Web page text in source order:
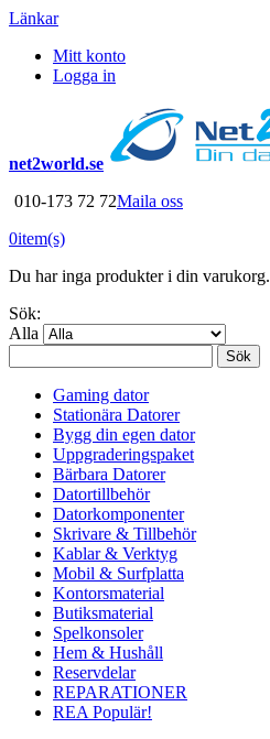
Länkar
Mitt konto
Logga in
net2world.se
010-173 72 72Maila oss
0item(s)
Du har inga produkter i din varukorg.
Sök:
Alla
Sök
Gaming dator
Stationära Datorer
Bygg din egen dator
Uppgraderingspaket
Bärbara Datorer
Datortillbehör
Datorkomponenter
Skrivare & Tillbehör
Kablar & Verktyg
Mobil & Surfplatta
Kontorsmaterial
Butiksmaterial
Spelkonsoler
Hem & Hushåll
Reservdelar
REPARATIONER
REA Populär!